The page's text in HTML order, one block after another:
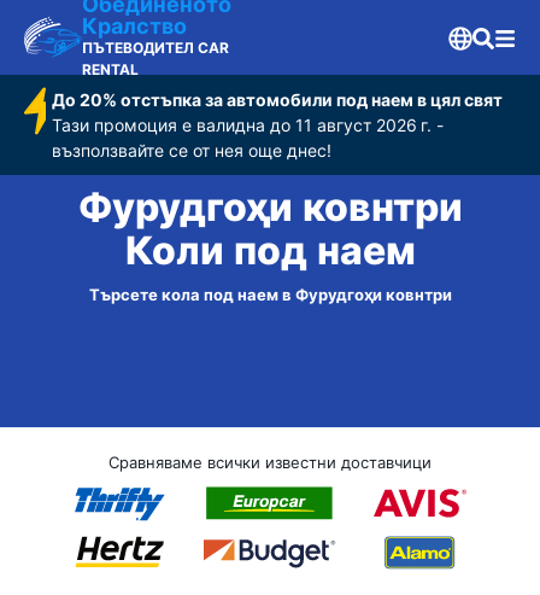
Кралство
ПЪТЕВОДИТЕЛ CAR
RENTAL
До 20% отстъпка за автомобили под наем в цял свят
Тази промоция е валидна до 11 август 2026 г. -
възползвайте се от нея още днес!
Фурудгоҳи ковнтри
Коли под наем
Търсете кола под наем в Фурудгоҳи ковнтри
Сравняваме всички известни доставчици